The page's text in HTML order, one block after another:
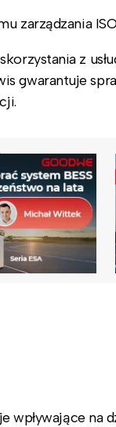
zarządzania
z
gwarantuje
wpływające na